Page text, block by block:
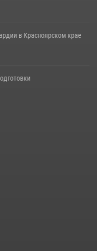
в Красноярском крае